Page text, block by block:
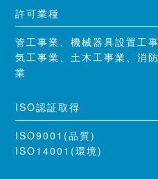
許可業種
管工事業、機械器具設置工
気工事業、土木工事業、消
業
ISO認証取得
ISO9001(品質)
ISO14001(環境)